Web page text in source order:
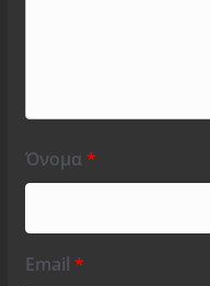
Όνομα*
Email *